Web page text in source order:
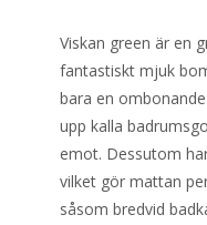
Viskan green är en
fantastiskt mjuk
bara en
upp kalla
emot. Dessutom
vilket gör mattan
såsom bredvid